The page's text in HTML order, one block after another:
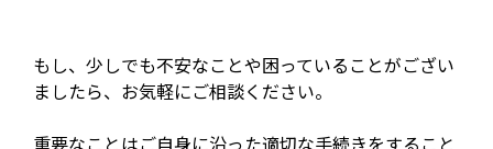
もし、少しでも不安なことや困っていることがござい
ましたら、お気軽にご相談ください。
重要なことはご自身に沿った適切な手続きをすること